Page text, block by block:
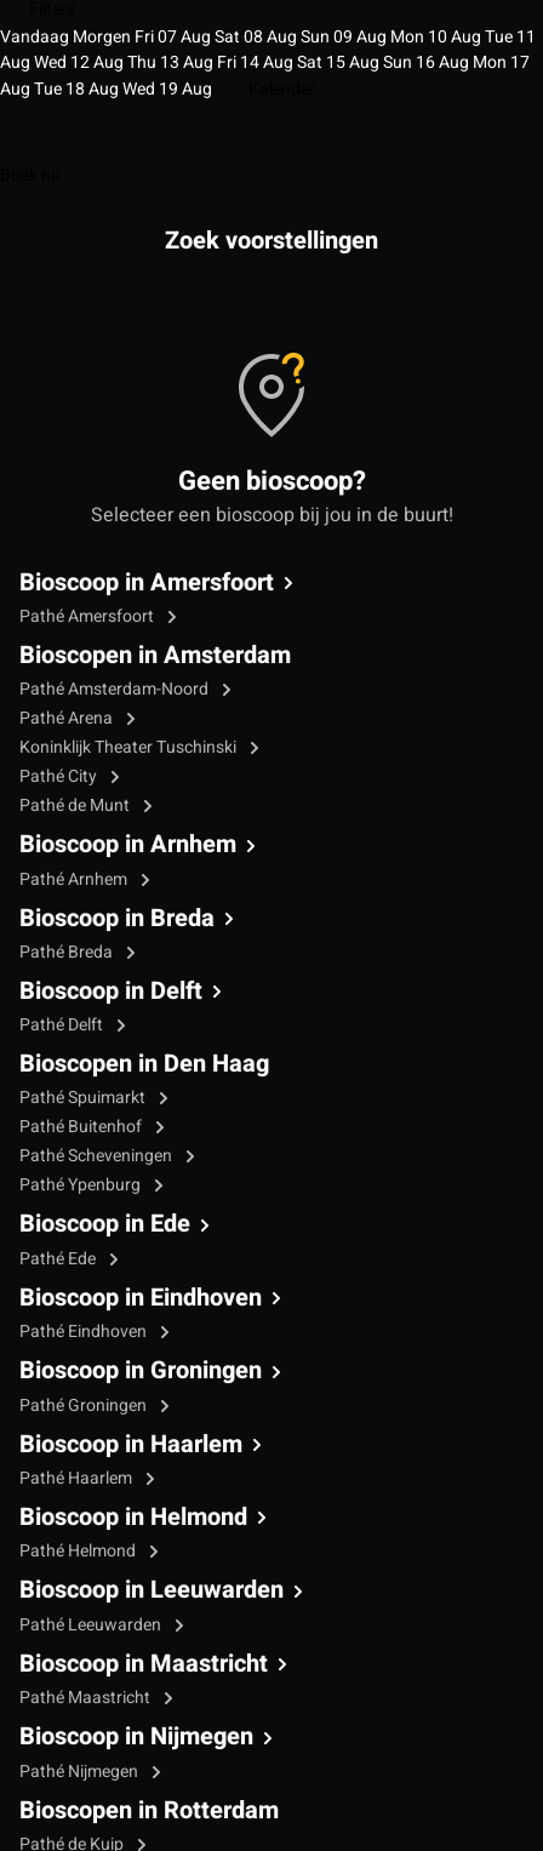
Vandaag Morgen Fri07AugSat08AugSun09Aug Mon 10AugTue11
AugWed 12AugThu 13Aug Fri14AugSat 15AugSun 16Aug Mon 17
AugTue18AugWed 19Aug
Zoek voorstellingen
Geen bioscoop?
Selecteer een bioscoop bij jou in de buurt!
Bioscoop in Amersfoort
Pathé Amersfoort
Bioscopen in Amsterdam
Pathé Amsterdam-Noord
Pathé Arena
Koninklijk Theater Tuschinski
Pathé City
Pathé de Munt
Bioscoop in Arnhem
Pathé Arnhem
Bioscoop in Breda
Pathé Breda
Bioscoop in Delft
Pathé Delft
Bioscopen in Den Haag
Pathé Spuimarkt
Pathé Buitenhof
Pathé Scheveningen
Pathé Ypenburg
Bioscoop in Ede
Pathé Ede
Bioscoop in Eindhoven
Pathé Eindhoven
Bioscoop in Groningen
Pathé Groningen
Bioscoop in Haarlem
Pathé Haarlem
Bioscoop in Helmond
Pathé Helmond
Bioscoop in Leeuwarden
Pathé Leeuwarden
Bioscoop in Maastricht
Pathé Maastricht
Bioscoop in Nijmegen
Pathé Nijmegen
Bioscopen in Rotterdam
Pathé de Kuip